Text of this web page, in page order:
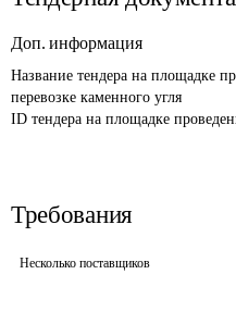
Доп. информация
Название тендера на площадке
перевозке каменного угля
ID тендера на площадке
Требования
Несколько поставщиков